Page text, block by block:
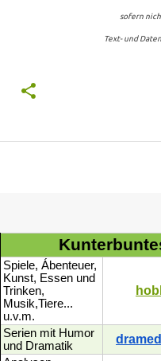
sofern
Text- und
Spiele, Ábenteuer,
Kunst, Essen und
Trinken,
Musik,Tiere...
u.v.m.
Serien mit Humor
und Dramatik